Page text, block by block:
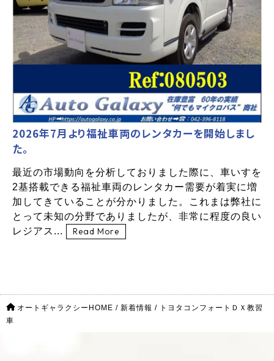
2026年7月より福祉車両のレンタカーを開始しまし
た。
最近の市場動向を分析しておりました際に、車いすを
2基搭載できる福祉車両のレンタカー需要が着実に増
加してきていることが分かりました。これまは弊社に
とって未知の分野でありましたが、非常に程度の良い
レジアス...
Read More
オートギャラクシーHOME / 新着情報 / トヨタコンフォートＤＸ教習
車